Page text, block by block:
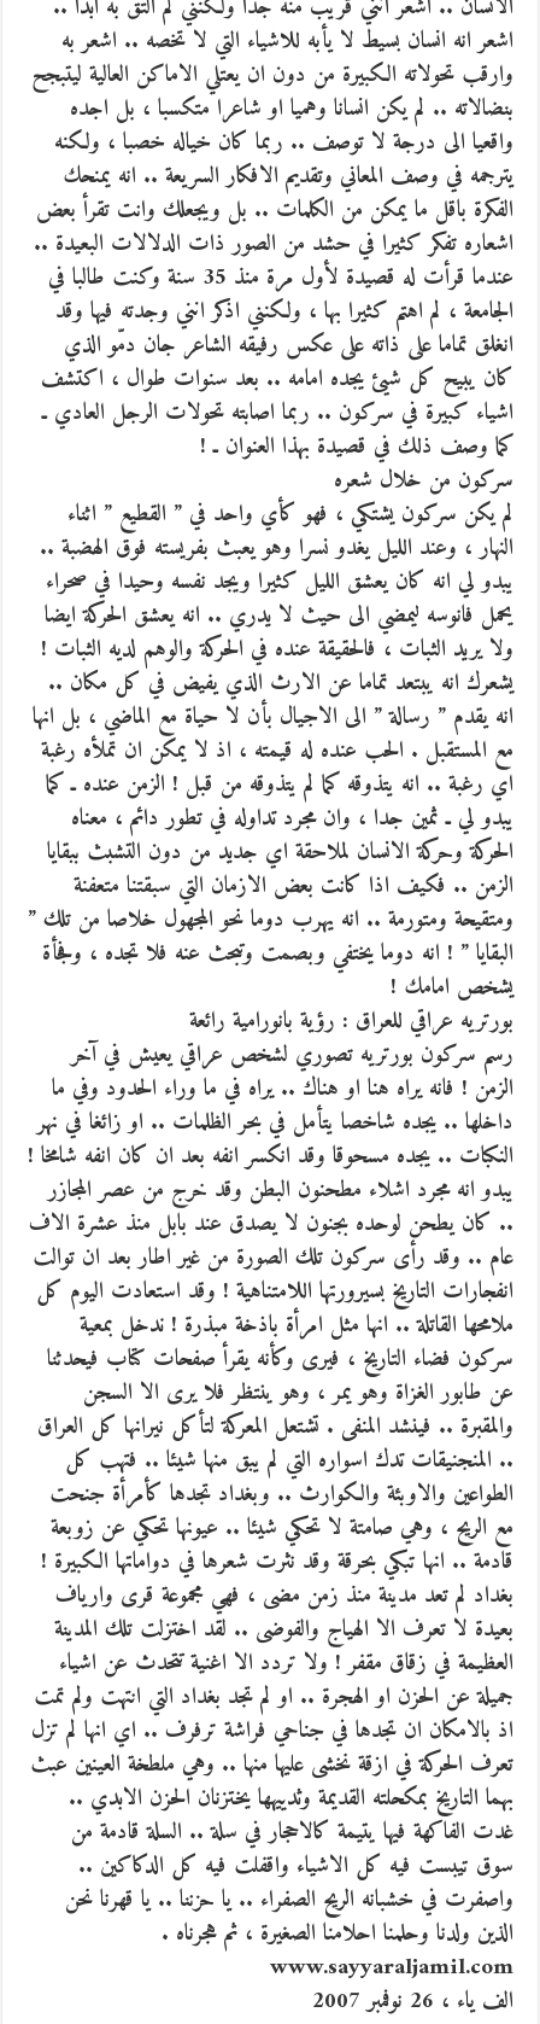
الانسان .. اشعر انني قريب منه جدا ولكنني لم التق به ابدا ..
اشعر انه انسان بسيط لا يأبه للاشياء التي لا تخصه .. اشعر به
وارقب تحولاته الكبيرة من دون ان يعتلي الاماكن العالية ليتبجح
بنضالاته .. لم يكن انسانا وهميا او شاعرا متكسبا ، بل اجده
واقعيا الى درجة لا توصف .. ربما كان خياله خصبا ، ولكنه
يترجمه في وصف المعاني وتقديم الافكار السريعة .. انه يمنحك
الفكرة باقل ما يمكن من الكلمات .. بل ويجعلك وانت تقرأ بعض
اشعاره تفكر كثيرا في حشد من الصور ذات الدلالات البعيدة ..
عندما قرأت له قصيدة لأول مرة منذ 35 سنة وكنت طالبا في
الجامعة ، لم اهتم كثيرا بها ، ولكنني اذكر انني وجدته فيها وقد
انغلق تماما على ذاته على عكس رفيقه الشاعر جان دمّو الذي
كان يبيح كل شيئ يجده امامه .. بعد سنوات طوال ، اكتشف
اشياء كبيرة في سركون .. ربما اصابته تحولات الرجل العادي ـ
كما وصف ذلك في قصيدة بهذا العنوان ـ !
سركون من خلال شعره
لم يكن سركون يشتكي ، فهو كأي واحد في ” القطيع ” اثناء
النهار ، وعند الليل يغدو نسرا وهو يعبث بفريسته فوق الهضبة ..
يبدو لي انه كان يعشق الليل كثيرا ويجد نفسه وحيدا في صحراء
يحمل فانوسه ليمضي الى حيث لا يدري .. انه يعشق الحركة ايضا
ولا يريد الثبات ، فالحقيقة عنده في الحركة والوهم لديه الثبات !
يشعرك انه يبتعد تماما عن الارث الذي يفيض في كل مكان ..
انه يقدم ” رسالة ” الى الاجيال بأن لا حياة مع الماضي ، بل انها
مع المستقبل . الحب عنده له قيمته ، اذ لا يمكن ان تملأه رغبة
اي رغبة .. انه يتذوقه كما لم يتذوقه من قبل ! الزمن عنده ـ كما
يبدو لي ـ ثمين جدا ، وان مجرد تداوله في تطور دائم ، معناه
الحركة وحركة الانسان لملاحقة اي جديد من دون التشبث ببقايا
الزمن .. فكيف اذا كانت بعض الازمان التي سبقتنا متعفنة
ومتقيحة ومتورمة .. انه يهرب دوما نحو المجهول خلاصا من تلك ”
البقايا ” ! انه دوما يختفي وبصمت وتبحث عنه فلا تجده ، وفجأة
يشخص امامك !
بورتريه عراقي للعراق : رؤية بانورامية رائعة
رسم سركون بورتريه تصوري لشخص عراقي يعيش في آخر
الزمن ! فانه يراه هنا او هناك .. يراه في ما وراء الحدود وفي ما
داخلها .. يجده شاخصا يتأمل في بحر الظلمات .. او زائغا في نهر
النكبات .. يجده مسحوقا وقد انكسر انفه بعد ان كان انفه شامخا !
يبدو انه مجرد اشلاء مطحنون البطن وقد خرج من عصر المجازر
.. كان يطحن لوحده بجنون لا يصدق عند بابل منذ عشرة الاف
عام .. وقد رأى سركون تلك الصورة من غير اطار بعد ان توالت
انفجارات التاريخ بسيرورتها اللامتناهية ! وقد استعادت اليوم كل
ملامحها القاتلة .. انها مثل امرأة باذخة مبذرة ! ندخل بمعية
سركون فضاء التاريخ ، فيرى وكأنه يقرأ صفحات كتاب فيحدثنا
عن طابور الغزاة وهو يمر ، وهو ينتظر فلا يرى الا السجن
والمقبرة .. فينشد المنفى . تشتعل المعركة لتأكل نيرانها كل العراق
.. المنجنيقات تدك اسواره التي لم يبق منها شيئا .. فتهب كل
الطواعين والاوبئة والكوارث .. وبغداد تجدها كأمرأة جنحت
مع الريح ، وهي صامتة لا تحكي شيئا .. عيونها تحكي عن زوبعة
قادمة .. انها تبكي بحرقة وقد نثرت شعرها في دواماتها الكبيرة !
بغداد لم تعد مدينة منذ زمن مضى ، فهي مجموعة قرى وارياف
بعيدة لا تعرف الا الهياج والفوضى .. لقد اختزلت تلك المدينة
العظيمة في زقاق مقفر ! ولا تردد الا اغنية تتحدث عن اشياء
جميلة عن الحزن او الهجرة .. او لم تجد بغداد التي انتهت ولم تمت
اذ بالامكان ان تجدها في جناحي فراشة ترفرف .. اي انها لم تزل
تعرف الحركة في ازقة نخشى عليها منها .. وهي ملطخة العينين عبث
بهما التاريخ بمكحلته القديمة وثدييهها يختزنان الحزن الابدي ..
غدت الفاكهة فيها يتيمة كالاحجار في سلة .. السلة قادمة من
سوق تيبست فيه كل الاشياء واقفلت فيه كل الدكاكين ..
واصفرت في خشبانه الريح الصفراء .. يا حزننا .. يا قهرنا نحن
الذين ولدنا وحلمنا احلامنا الصغيرة ، ثم هجرناه .
www.sayyaraljamil.com
الف ياء ، 26 نوفمبر 2007